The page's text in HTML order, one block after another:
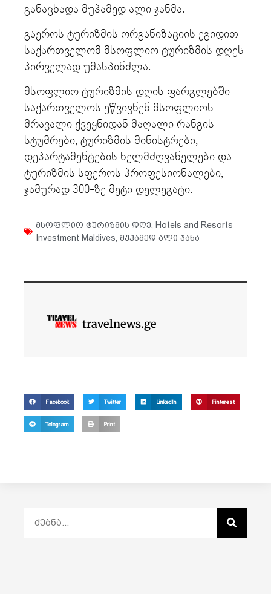
განაცხადა მუჰამედ ალი ჯანმა.
გაეროს ტურიზმის ორგანიზაციის ეგიდით
საქართველომ მსოფლიო ტურიზმის დღეს
პირველად უმასპინძლა.
მსოფლიო ტურიზმის დღის ფარგლებში
საქართველოს ეწვივნენ მსოფლიოს
მრავალი ქვეყნიდან მაღალი რანგის
სტუმრები, ტურიზმის მინისტრები,
დეპარტამენტების ხელმძღვანელები და
ტურიზმის სფეროს პროფესიონალები,
ჯამურად 300-ზე მეტი დელეგატი.
მსოფლიო ტურიზმის დღე
Hotels and Resorts
Investment Maldives მუჰამედ ალი ჯანა
travelnews.ge
Facebook Twitter LinkedIn Pinterest
Telegram Print